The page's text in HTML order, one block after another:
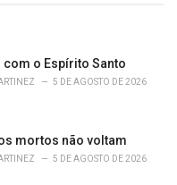
com o Espírito Santo
5 DE AGOSTO DE 2026
mortos não voltam
5 DE AGOSTO DE 2026